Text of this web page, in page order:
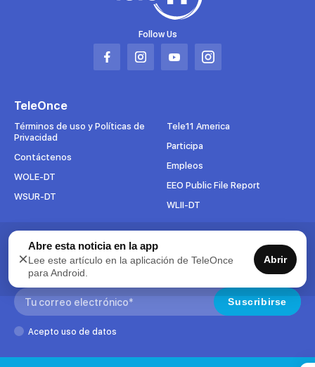
Follow Us
Abrir
pestaña
Abrir
pestaña
Abrir
pestaña
Abrir
pestaña
TeleOnce
Términos de uso y Políticas de
Privacidad
Contáctenos
WOLE-DT
WSUR-DT
Tele11 America
Participa
Empleos
EEO Public File Report
WLII-DT
Suscríbete al boletín
Para mantenerse al tanto de todo lo que pasa en TeleOnce,
suscríbase ahora a nuestros boletines.
Search: Suscribirse
Acepto uso de datos
×
Abre esta noticia en la app
Lee este artículo en la aplicación de TeleOnce
para Android.
Abrir